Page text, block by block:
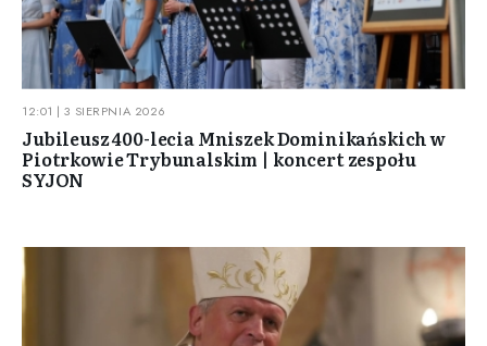
12:01 | 3 SIERPNIA 2026
Jubileusz 400-lecia Mniszek Dominikańskich w
Piotrkowie Trybunalskim | koncert zespołu
SYJON